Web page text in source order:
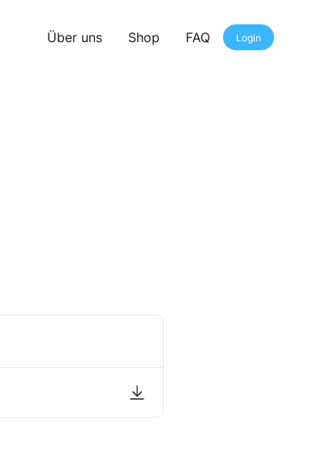
Über uns Shop FAQ Login